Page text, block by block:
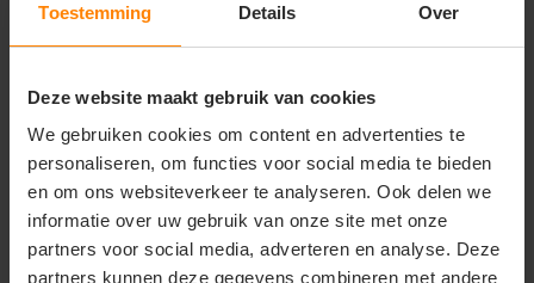
Toestemming Details Over
Deze website maakt gebruik van cookies
We gebruiken cookies om content en advertenties te
personaliseren, om functies voor social media te bieden
en om ons websiteverkeer te analyseren. Ook delen we
informatie over uw gebruik van onze site met onze
partners voor social media, adverteren en analyse. Deze
partners kunnen deze gegevens combineren met andere
Vragen? Neem contact op
met onze klantenservice
call +31(0)418 511 972
mail info@joboworkwear.nl